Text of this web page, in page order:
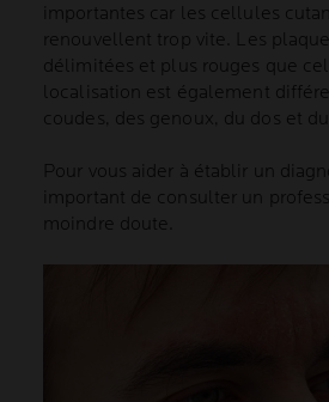
importantes car les cellules
renouvellent trop vite. Les
délimitées et plus rouges que
localisation est également
coudes, des genoux, du dos et
Pour vous aider à établir un
important de consulter un
moindre doute.